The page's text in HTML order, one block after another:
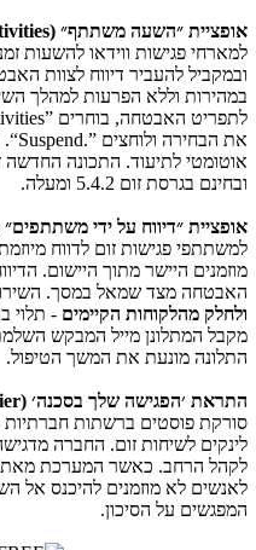
אופציית ״השעה משתתף״ (
למארחי פגישות ווידאו להשעות
ובמקביל להעביר דיווח לצוות
במהירות וללא הפרעות למהלך
לתפריט האבטחה, בוחרים
את הבחירה ולוחצים “Suspend.”
.
אוטומטי לתיעוד. התכונה החדשה
ובחינם בגרסת זום 5.4.2 ומעלה.
אופציית ״דיווח על ידי משתתפים״
למשתתפי פגישות זום לדווח
מוזמנים היישר מתוך היישום.
האבטחה מצד שמאל במסך.
ולחלק מהלקוחות הקיימים - תלוי
מקבל המתלונן מייל המבקש
התלונה מונעת את המשך הטיפול.
התראת ׳הפגישה שלך בסכנה׳ (
סורקת פוסטים ברשתות חברתיות
לינקים לשיחות זום. החברה
לקהל הרחב. כאשר המערכת
לאנשים לא מוזמנים להיכנס אל
המפגשים על הסיכון.